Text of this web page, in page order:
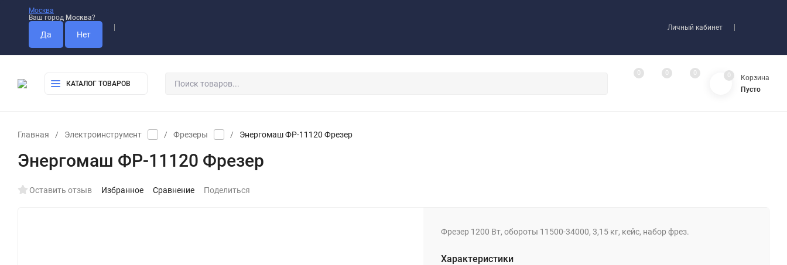
Москва
Ваш город Москва?
Личный кабинет
КАТАЛОГ ТОВАРОВ
0 0 0 0
Корзина
Пусто
Главная / Электроинструмент / Фрезеры / Энергомаш ФР-11120 Фрезер
Энергомаш ФР-11120 Фрезер
Оставить отзыв Избранное Сравнение Поделиться
Фрезер 1200 Вт, обороты 11500-34000, 3,15 кг, кейс, набор фрез.
Характеристики